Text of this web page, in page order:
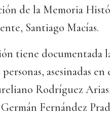
de la Memoria
Santiago Macías.
tiene documentada
personas, asesinadas
Rodríguez
Fernández